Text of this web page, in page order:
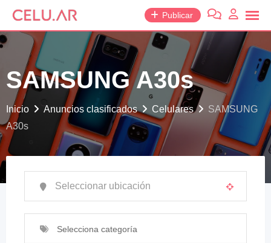
saltar
contenido
Publicar
SAMSUNG A30s
Inicio Anuncios clasificados Celulares
SAMSUNG
A30s
Selecciona categoría